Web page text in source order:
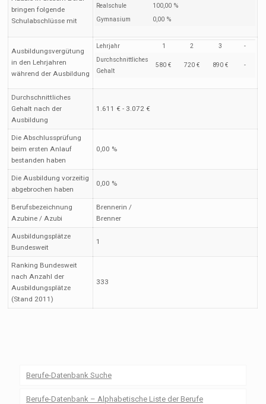
bringen folgende
Schulabschlüsse mit
Realschule
100,00 %
Gymnasium
0,00 %
Ausbildungsvergütung
in den Lehrjahren
während der Ausbildung
Lehrjahr 1 2 3
-
Durchschnittliches
Gehalt
580 € 720 € 890 € -
Durchschnittliches
Gehalt nach der
Ausbildung
1.611 € - 3.072 €
Die Abschlussprüfung
beim ersten Anlauf
bestanden haben
0,00 %
Die Ausbildung vorzeitig
abgebrochen haben
0,00 %
Berufsbezeichnung
Azubine / Azubi
Brennerin /
Brenner
Ausbildungsplätze
Bundesweit
1
Ranking Bundesweit
nach Anzahl der
Ausbildungsplätze
(Stand 2011)
333
Berufe-Datenbank Suche
Berufe-Datenbank – Alphabetische Liste der Berufe